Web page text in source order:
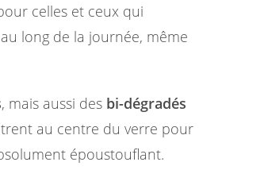
celles et ceux qui
long de la journée, même
, mais aussi des bi-dégradés
au centre du verre pour
époustouflant.